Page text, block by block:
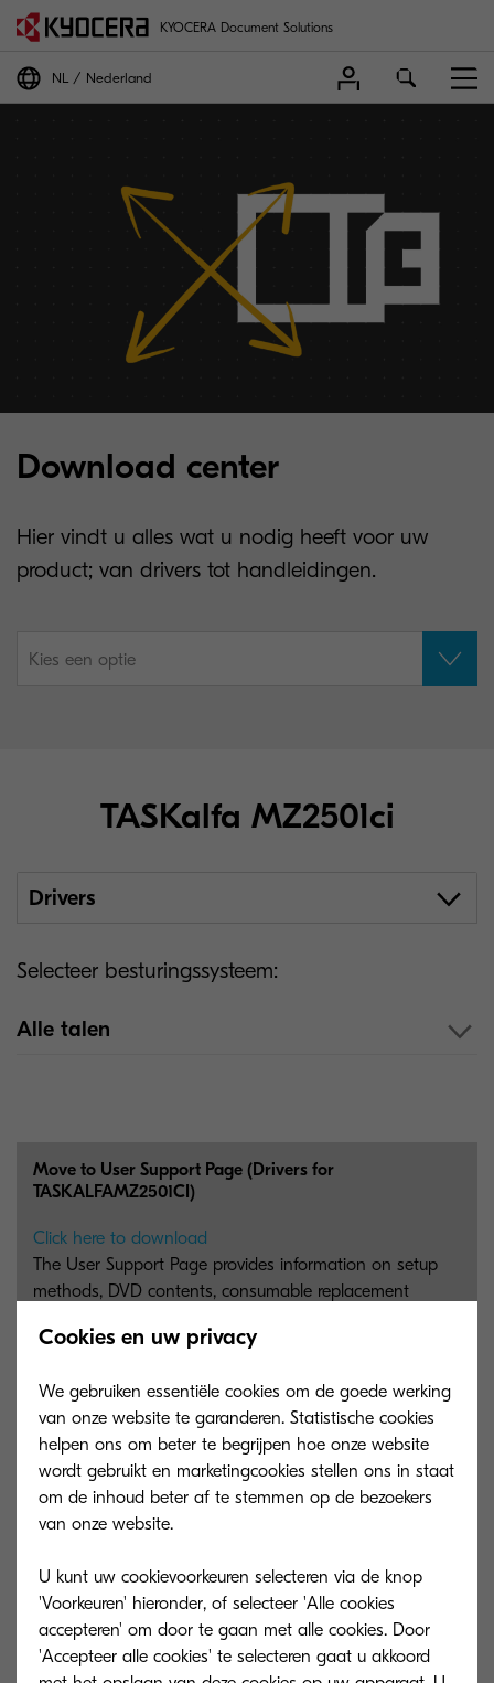
KYOCERA Document Solutions
NL Nederland
Download center
Hier vindt u alles wat u nodig heeft voor uw
product; van drivers tot handleidingen.
Kies een optie
TASKalfa MZ2501ci
Drivers
Selecteer besturingssysteem:
Alle talen
Move to User Support Page (Drivers for
TASKALFAMZ2501CI)
1 MB PDF
Click here to download
The User Support Page provides information on setup
methods, DVD contents, consumable replacement
download DVD contents such as Drivers, Utilities, and
Niet gevonden wat u zocht?
Kijk dan op het Global download center
Cookies en uw privacy
We gebruiken essentiële cookies om de goede werking
van onze website te garanderen. Statistische cookies
helpen ons om beter te begrijpen hoe onze website
wordt gebruikt en marketingcookies stellen ons in staat
om de inhoud beter af te stemmen op de bezoekers
van onze website.
U kunt uw cookievoorkeuren selecteren via de knop
'Voorkeuren' hieronder, of selecteer 'Alle cookies
accepteren' om door te gaan met alle cookies. Door
'Accepteer alle cookies' te selecteren gaat u akkoord